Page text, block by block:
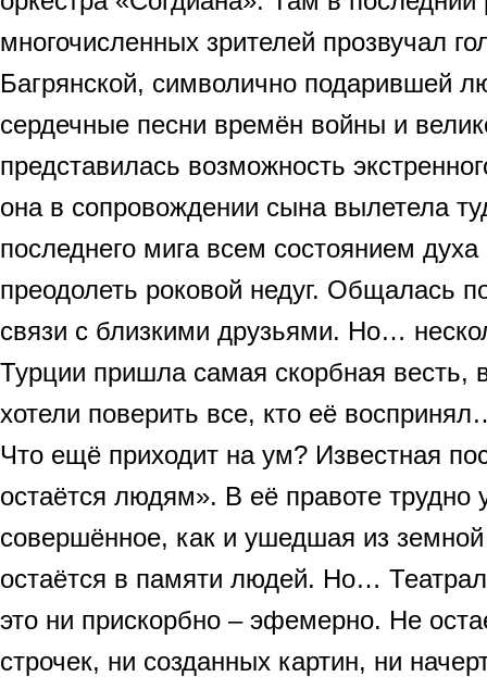
многочисленных зрителей прозвучал
Багрянской, символично подарившей
сердечные песни времён войны и
представилась возможность
она в сопровождении сына вылетела
последнего мига всем состоянием духа
преодолеть роковой недуг. Общалась
связи с близкими друзьями. Но…
Турции пришла самая скорбная весть,
хотели поверить все, кто её
Что ещё приходит на ум? Известная
остаётся людям». В её правоте трудно
совершённое, как и ушедшая из
остаётся в памяти людей. Но…
это ни прискорбно – эфемерно. Не
строчек, ни созданных картин, ни